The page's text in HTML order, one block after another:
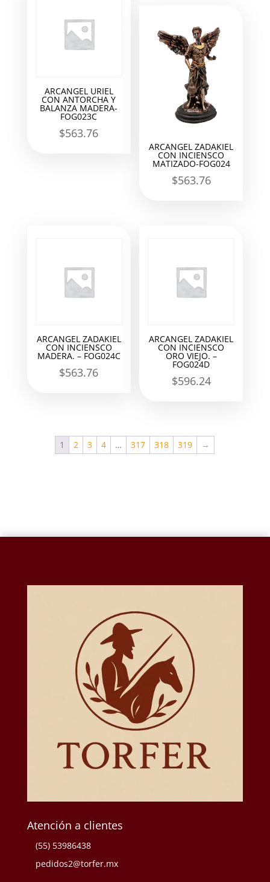
ARCANGEL URIEL
CON ANTORCHA Y
BALANZA MADERA-
FOG023C
$563.76
ARCANGEL ZADAKIEL
CON INCIENSCO
MATIZADO-FOG024
$563.76
ARCANGEL ZADAKIEL
CON INCIENSCO
MADERA. – FOG024C
$563.76
ARCANGEL ZADAKIEL
CON INCIENSCO
ORO VIEJO. –
FOG024D
$596.24
1 2 3 4 … 317 318 319 →
Atención a clientes
(55) 53986438
pedidos2@torfer.mx